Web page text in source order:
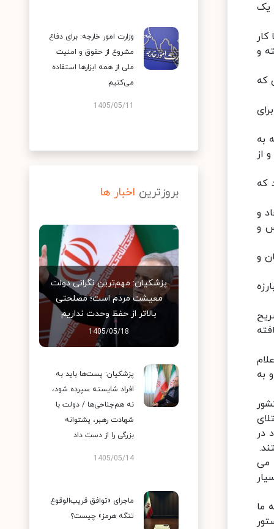
یک
و
که
به
از
که
و
و
و
به
در
می
ما
وزارت امور خارجه: برای دفاع
مشروع از حقوق و امنیت
ملی از همه ابزارها استفاده
می‌کنیم
1405/05/11
بروزترین اخبار ها
پزشکیان: مهم‌ترین نگرانی دولت
معیشت مردم است؛ مصلحتی
بالاتر از حفظ وحدت نداریم
1405/05/18
پزشکیان: پست‌ها باید به
افراد شایسته سپرده شود،
نه هم‌جناحی‌ها / دولت با
شهادت رهبر، پشتوانه
بزرگی را از دست داد
1405/05/14
ماجرای «توافق قریب‌الوقوع
تنگه هرمز» چیست؟